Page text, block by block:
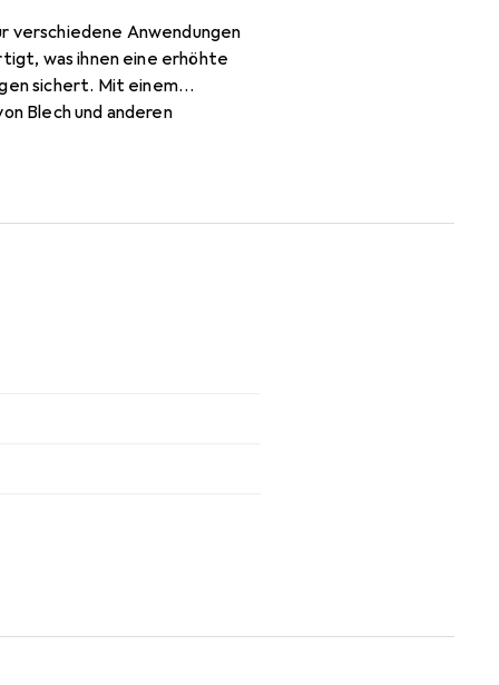
verschiedene Anwendungen
was ihnen eine erhöhte
sichert. Mit einem
Blech und anderen